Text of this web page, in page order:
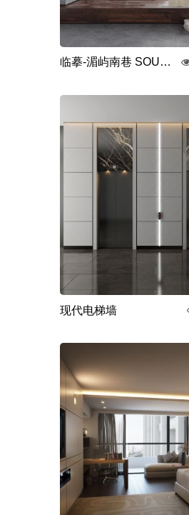
临摹-湄屿南巷 SOUTHLANE
现代电梯墙